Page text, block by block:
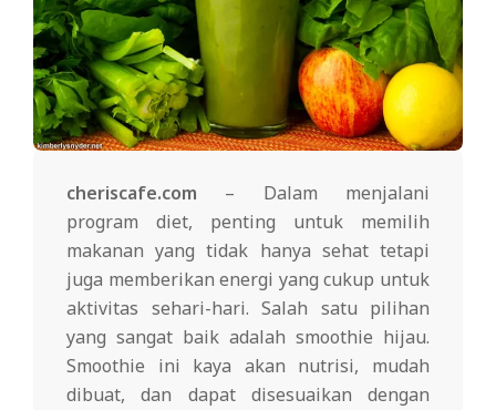
cheriscafe.com – Dalam menjalani
program diet, penting untuk memilih
makanan yang tidak hanya sehat tetapi
juga memberikan energi yang cukup untuk
aktivitas sehari-hari. Salah satu pilihan
yang sangat baik adalah smoothie hijau.
Smoothie ini kaya akan nutrisi, mudah
dibuat, dan dapat disesuaikan dengan